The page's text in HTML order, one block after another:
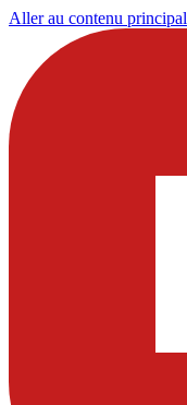
Aller au contenu principal